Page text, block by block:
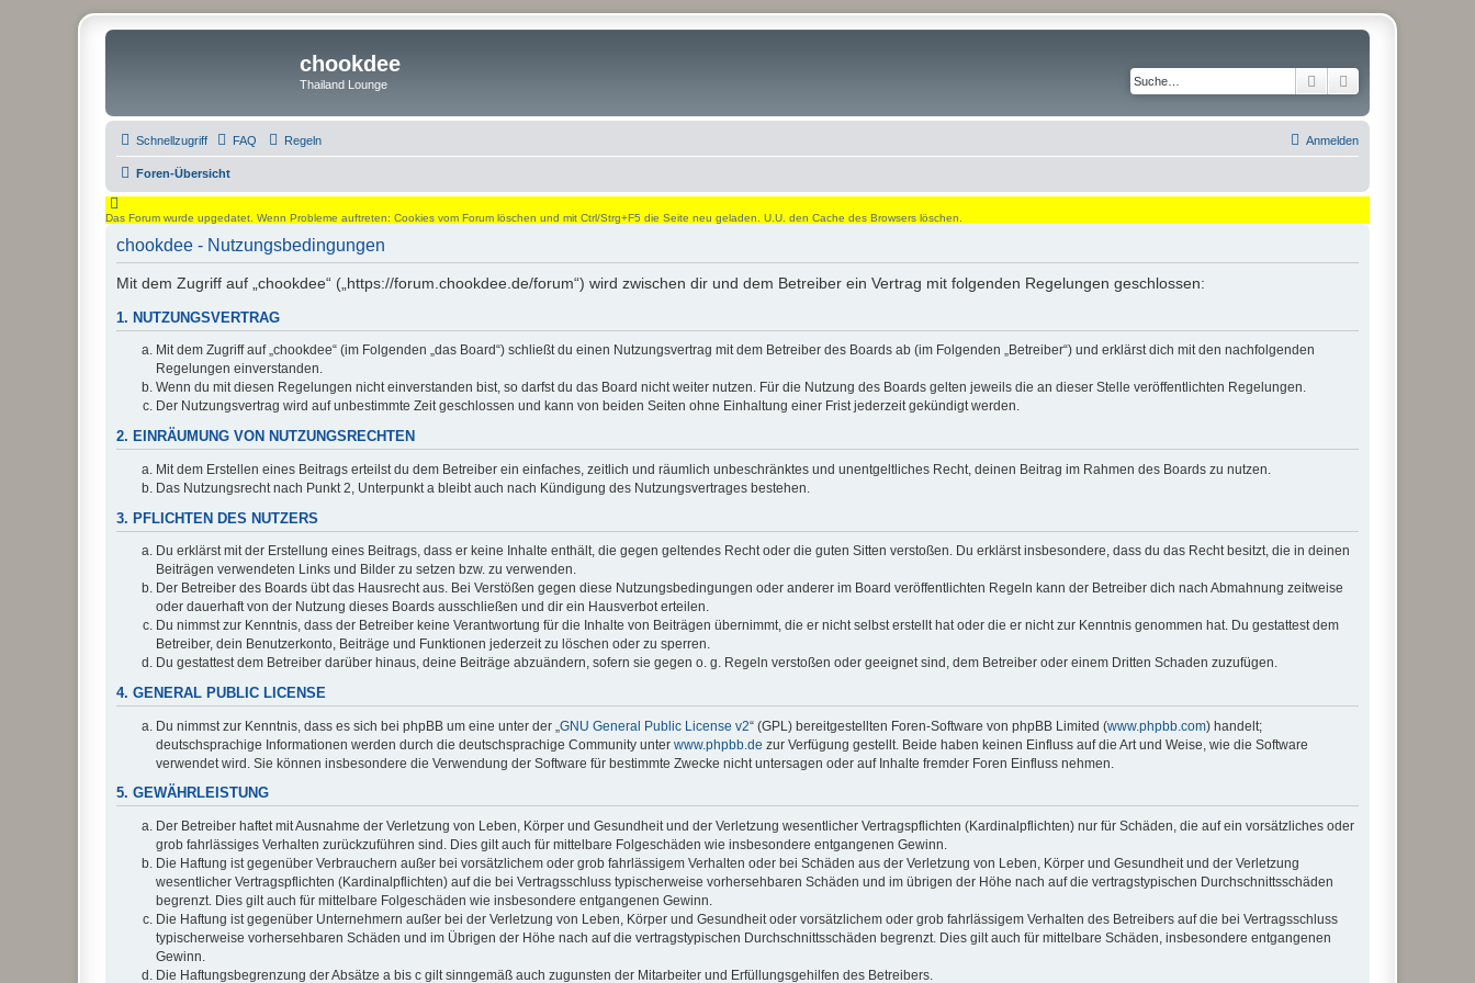
chookdee
Thailand Lounge Suche
Schnellzugriff FAQ Regeln Anmelden
Foren-Übersicht
Das Forum wurde upgedatet. Wenn Probleme auftreten: Cookies vom Forum löschen und mit Ctrl/Strg+F5 die Seite neu geladen. U.U. den Cache des Browsers löschen.
chookdee - Nutzungsbedingungen
Mit dem Zugriff auf „chookdee“ („https://forum.chookdee.de/forum“) wird zwischen dir und dem Betreiber ein Vertrag mit folgenden Regelungen geschlossen:
1. NUTZUNGSVERTRAG
Mit dem Zugriff auf „chookdee“ (im Folgenden „das Board“) schließt du einen Nutzungsvertrag mit dem Betreiber des Boards ab (im Folgenden „Betreiber“) und erklärst dich mit den nachfolgenden
Regelungen einverstanden.
Wenn du mit diesen Regelungen nicht einverstanden bist, so darfst du das Board nicht weiter nutzen. Für die Nutzung des Boards gelten jeweils die an dieser Stelle veröffentlichten Regelungen.
Der Nutzungsvertrag wird auf unbestimmte Zeit geschlossen und kann von beiden Seiten ohne Einhaltung einer Frist jederzeit gekündigt werden.
2. EINRÄUMUNG VON NUTZUNGSRECHTEN
Mit dem Erstellen eines Beitrags erteilst du dem Betreiber ein einfaches, zeitlich und räumlich unbeschränktes und unentgeltliches Recht, deinen Beitrag im Rahmen des Boards zu nutzen.
Das Nutzungsrecht nach Punkt 2, Unterpunkt a bleibt auch nach Kündigung des Nutzungsvertrages bestehen.
3. PFLICHTEN DES NUTZERS
Du erklärst mit der Erstellung eines Beitrags, dass er keine Inhalte enthält, die gegen geltendes Recht oder die guten Sitten verstoßen. Du erklärst insbesondere, dass du das Recht besitzt, die in deinen
Beiträgen verwendeten Links und Bilder zu setzen bzw. zu verwenden.
Der Betreiber des Boards übt das Hausrecht aus. Bei Verstößen gegen diese Nutzungsbedingungen oder anderer im Board veröffentlichten Regeln kann der Betreiber dich nach Abmahnung zeitweise
oder dauerhaft von der Nutzung dieses Boards ausschließen und dir ein Hausverbot erteilen.
Du nimmst zur Kenntnis, dass der Betreiber keine Verantwortung für die Inhalte von Beiträgen übernimmt, die er nicht selbst erstellt hat oder die er nicht zur Kenntnis genommen hat. Du gestattest dem
Betreiber, dein Benutzerkonto, Beiträge und Funktionen jederzeit zu löschen oder zu sperren.
Du gestattest dem Betreiber darüber hinaus, deine Beiträge abzuändern, sofern sie gegen o. g. Regeln verstoßen oder geeignet sind, dem Betreiber oder einem Dritten Schaden zuzufügen.
4. GENERAL PUBLIC LICENSE
Du nimmst zur Kenntnis, dass es sich bei phpBB um eine unter der „ GNU General Public License v2“ (GPL) bereitgestellten Foren-Software von phpBB Limited (www.phpbb.com) handelt;
deutschsprachige Informationen werden durch die deutschsprachige Community unter www.phpbb.de zur Verfügung gestellt. Beide haben keinen Einfluss auf die Art und Weise, wie die Software
verwendet wird. Sie können insbesondere die Verwendung der Software für bestimmte Zwecke nicht untersagen oder auf Inhalte fremder Foren Einfluss nehmen.
5. GEWÄHRLEISTUNG
Der Betreiber haftet mit Ausnahme der Verletzung von Leben, Körper und Gesundheit und der Verletzung wesentlicher Vertragspflichten (Kardinalpflichten) nur für Schäden, die auf ein vorsätzliches oder
grob fahrlässiges Verhalten zurückzuführen sind. Dies gilt auch für mittelbare Folgeschäden wie insbesondere entgangenen Gewinn.
Die Haftung ist gegenüber Verbrauchern außer bei vorsätzlichem oder grob fahrlässigem Verhalten oder bei Schäden aus der Verletzung von Leben, Körper und Gesundheit und der Verletzung
wesentlicher Vertragspflichten (Kardinalpflichten) auf die bei Vertragsschluss typischerweise vorhersehbaren Schäden und im übrigen der Höhe nach auf die vertragstypischen Durchschnittsschäden
begrenzt. Dies gilt auch für mittelbare Folgeschäden wie insbesondere entgangenen Gewinn.
Die Haftung ist gegenüber Unternehmern außer bei der Verletzung von Leben, Körper und Gesundheit oder vorsätzlichem oder grob fahrlässigem Verhalten des Betreibers auf die bei Vertragsschluss
typischerweise vorhersehbaren Schäden und im Übrigen der Höhe nach auf die vertragstypischen Durchschnittsschäden begrenzt. Dies gilt auch für mittelbare Schäden, insbesondere entgangenen
Gewinn.
Die Haftungsbegrenzung der Absätze a bis c gilt sinngemäß auch zugunsten der Mitarbeiter und Erfüllungsgehilfen des Betreibers.